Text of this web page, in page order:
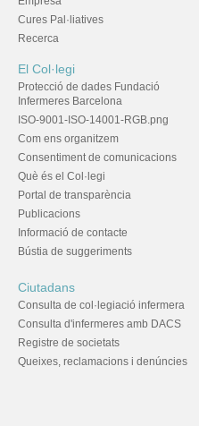
Cures Pal·liatives
Recerca
El Col·legi
Protecció de dades Fundació
Infermeres Barcelona
ISO-9001-ISO-14001-RGB.png
Com ens organitzem
Consentiment de comunicacions
Què és el Col·legi
Portal de transparència
Publicacions
Informació de contacte
Bústia de suggeriments
Ciutadans
Consulta de col·legiació infermera
Consulta d'infermeres amb DACS
Registre de societats
Queixes, reclamacions i denúncies